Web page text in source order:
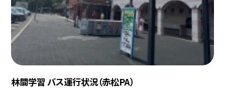
林間学習 バス運行状況（赤松PA）